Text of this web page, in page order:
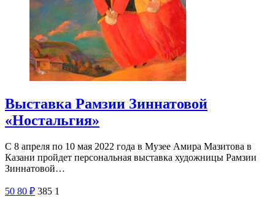
Выставка Рамзии Зиннатовой
«Ностальгия»
С 8 апреля по 10 мая 2022 года в Музее Амира Мазитова в
Казани пройдет персональная выставка художницы Рамзии
Зиннатовой…
50 80 ₽ 385 1